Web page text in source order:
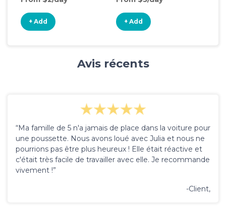
+ Add + Add
Avis récents
“Ma famille de 5 n'a jamais de place dans la voiture pour
une poussette. Nous avons loué avec Julia et nous ne
pourrions pas être plus heureux ! Elle était réactive et
c'était très facile de travailler avec elle. Je recommande
vivement !”
-Client,